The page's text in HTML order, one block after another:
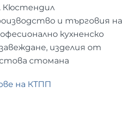
Кюстендил
и търговия на
кухненско
изделия от
стомана
на КТПП